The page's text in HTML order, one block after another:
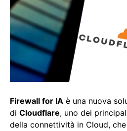
Firewall for IA è una nuova
di Cloudflare, uno dei
della connettività in Cloud,